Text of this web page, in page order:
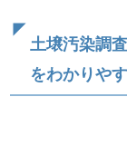
土壌汚染調
をわかりや